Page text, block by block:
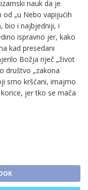
nauk da je
od „u Nebo vapijućih
bio i najbjedniji, i
ispravno jer, kako
kad presedani
Božja riječ „život
društvo „zakona
smo kršćani, imajmo
jer tko se mača